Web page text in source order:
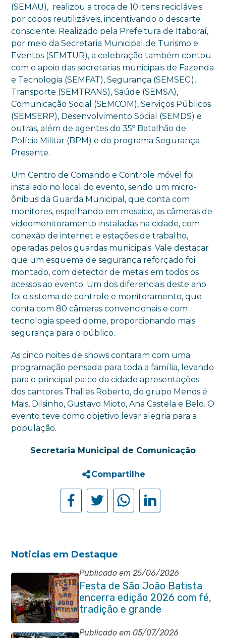
(SEMAU), realizou a troca de 10 itens recicláveis
por copos reutilizáveis, incentivando o descarte
consciente. Realizado pela Prefeitura de Itaboraí,
por meio da Secretaria Municipal de Turismo e
Eventos (SEMTUR), a celebração também contou
com o apoio das secretarias municipais de Fazenda
e Tecnologia (SEMFAT), Segurança (SEMSEG),
Transporte (SEMTRANS), Saúde (SEMSA),
Comunicação Social (SEMCOM), Serviços Públicos
(SEMSERP), Desenvolvimento Social (SEMDS) e
outras, além de agentes do 35º Batalhão de
Polícia Militar (BPM) e do programa Segurança
Presente.
Um Centro de Comando e Controle móvel foi
instalado no local do evento, sendo um micro-
ônibus da Guarda Municipal, que conta com
monitores, espelhando em mosaico, as câmeras de
videomonitoramento instaladas na cidade, com
conexão de internet e estações de trabalho,
operadas pelos guardas municipais. Vale destacar
que um esquema de segurança reforçado foi
montado, com detector de metais em todos os
acessos ao evento. Um dos diferenciais deste ano
foi o sistema de controle e monitoramento, que
conta com 80 câmeras convencionais e com
tecnologia speed dome, proporcionando mais
segurança para o público.
As cinco noites de shows contaram com uma
programação pensada para toda a família, levando
para o principal palco da cidade apresentações
dos cantores Thalles Roberto, do grupo Menos é
Mais, Dilsinho, Gustavo Mioto, Ana Castela e Belo. O
evento teve como objetivo levar alegria para a
população.
Secretaria Municipal de Comunicação
Compartilhe
Noticias em Destaque
Publicado em 25/06/2026
Festa de São João Batista
encerra edição 2026 com fé,
tradição e grande
participação popular
Publicado em 05/07/2026